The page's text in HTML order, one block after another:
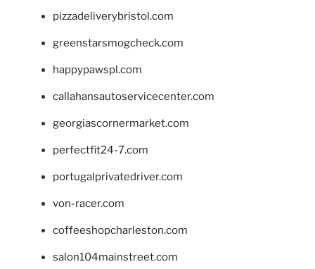
pizzadeliverybristol.com
greenstarsmogcheck.com
happypawspl.com
callahansautoservicecenter.com
georgiascornermarket.com
perfectfit24-7.com
portugalprivatedriver.com
von-racer.com
coffeeshopcharleston.com
salon104mainstreet.com